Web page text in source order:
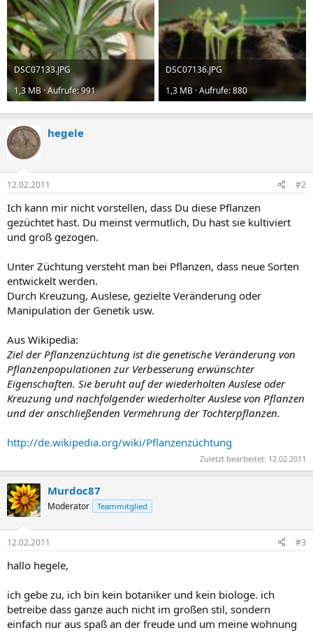
DSC07133.JPG
1,3 MB · Aufrufe: 991
DSC07136.JPG
1,3 MB · Aufrufe: 880
hegele
12.02.2011 #2
Ich kann mir nicht vorstellen, dass Du diese Pflanzen
gezüchtet hast. Du meinst vermutlich, Du hast sie kultiviert
und groß gezogen.
Unter Züchtung versteht man bei Pflanzen, dass neue Sorten
entwickelt werden.
Durch Kreuzung, Auslese, gezielte Veränderung oder
Manipulation der Genetik usw.
Aus Wikipedia:
Ziel der Pflanzenzüchtung ist die genetische Veränderung von
Pflanzenpopulationen zur Verbesserung erwünschter
Eigenschaften. Sie beruht auf der wiederholten Auslese oder
Kreuzung und nachfolgender wiederholter Auslese von Pflanzen
und der anschließenden Vermehrung der Tochterpflanzen.
http://de.wikipedia.org/wiki/Pflanzenzüchtung
Zuletzt bearbeitet: 12.02.2011
Murdoc87
Moderator Teammitglied
12.02.2011 #3
hallo hegele,
ich gebe zu, ich bin kein botaniker und kein biologe. ich
betreibe dass ganze auch nicht im großen stil, sondern
einfach nur aus spaß an der freude und um meine wohnung